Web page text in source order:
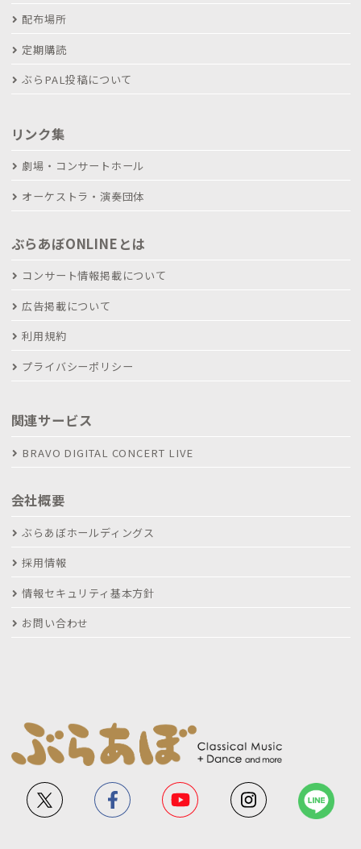
配布場所
定期購読
ぶらPAL投稿について
リンク集
劇場・コンサートホール
オーケストラ・演奏団体
ぶらあぼONLINEとは
コンサート情報掲載について
広告掲載について
利用規約
プライバシーポリシー
関連サービス
BRAVO DIGITAL CONCERT LIVE
会社概要
ぶらあぼホールディングス
採用情報
情報セキュリティ基本方針
お問い合わせ